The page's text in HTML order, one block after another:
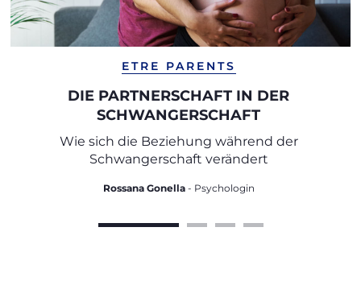
ETRE PARENTS
DIE PARTNERSCHAFT IN DER
SCHWANGERSCHAFT
Wie sich die Beziehung während der
Schwangerschaft verändert
Rossana Gonella - Psychologin